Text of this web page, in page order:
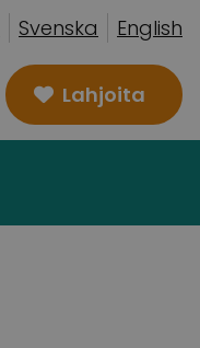
Svenska English
Lahjoita